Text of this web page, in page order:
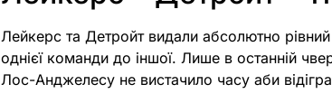
Лейкерс та Детройт видали абсолютно
однієї команди до іншої. Лише в останній
Лос-Анджелесу не вистачило часу аби